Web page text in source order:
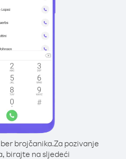
brojčanika.Za pozivanje
birajte na sljedeći